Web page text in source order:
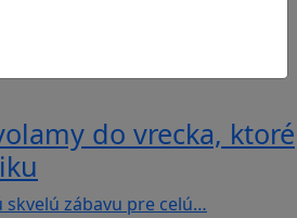
používateľmi/kami…
do vrecka, ktoré
zábavu pre celú…